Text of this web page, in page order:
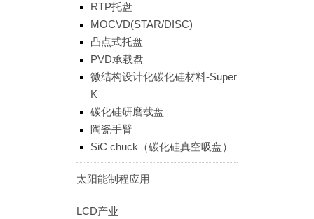
ENGLISH 日本語
簡中
RTP托盘
MOCVD(STAR/DISC)
凸点式托盘
PVD承载盘
微结构设计化碳化硅材料-Super
K
碳化硅研磨载盘
陶瓷手臂
SiC chuck（碳化硅真空吸盘）
太阳能制程应用
LCD产业